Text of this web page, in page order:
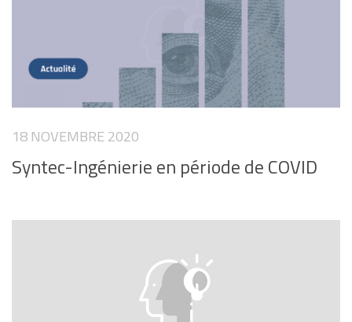
18 NOVEMBRE 2020
Syntec-Ingénierie en période de COVID